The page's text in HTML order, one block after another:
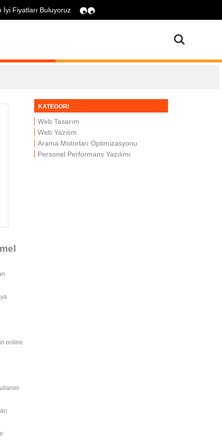
İyi Fiyatları Buluyoruz
Search
online
KATEGORI
Web Tasarım
Web Yazılım
Arama Motorları Optimizasyonu
Personel Performans Yazılımı